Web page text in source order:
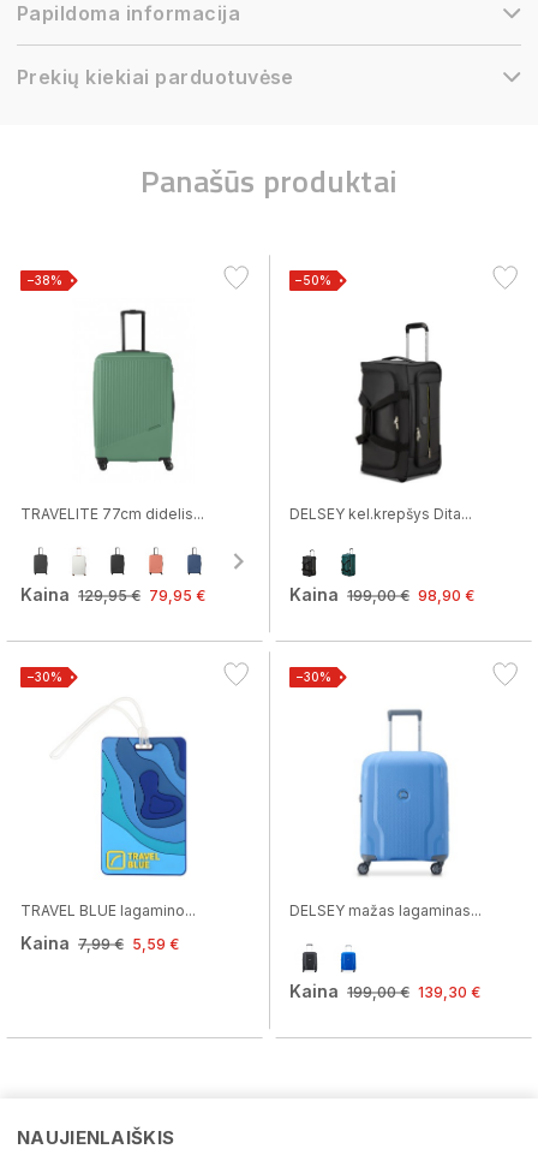
Papildoma informacija
Prekių kiekiai parduotuvėse
Panašūs produktai
−38%
TRAVELITE 77cm didelis...
Kaina 129,95 € 79,95 €
−50%
DELSEY kel.krepšys Dita...
Kaina 199,00 € 98,90 €
−30%
TRAVEL BLUE lagamino...
Kaina 7,99 € 5,59 €
−30%
DELSEY mažas lagaminas...
Kaina 199,00 € 139,30 €
NAUJIENLAIŠKIS